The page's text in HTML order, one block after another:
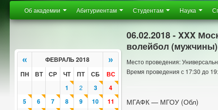
Об академии Абитуриентам Студентам Наука
« ФЕВРАЛЬ 2018 »
ПН ВТ СР ЧТ ПТ СБ
ВС
1
2 3
4
5
6 7 8 9 10
11
06.02.2018 - XXX
волейбол (мужчины)
Место проведения:
Время проведения с 17:30 до
МГАФК — МГОУ (Обл)